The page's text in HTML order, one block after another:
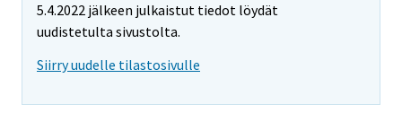
5.4.2022 jälkeen julkaistut tiedot löydät
uudistetulta sivustolta.
Siirry uudelle tilastosivulle